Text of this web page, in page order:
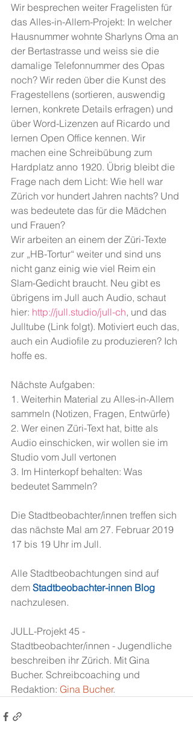
Wir besprechen weiter Fragelisten für
das Alles-in-Allem-Projekt: In welcher
Hausnummer wohnte Sharlyns Oma an
der Bertastrasse und weiss sie die
damalige Telefonnummer des Opas
noch? Wir reden über die Kunst des
Fragestellens (sortieren, auswendig
lernen, konkrete Details erfragen) und
über Word-Lizenzen auf Ricardo und
lernen Open Office kennen. Wir
machen eine Schreibübung zum
Hardplatz anno 1920. Übrig bleibt die
Frage nach dem Licht: Wie hell war
Zürich vor hundert Jahren nachts? Und
was bedeutete das für die Mädchen
und Frauen?
Wir arbeiten an einem der Züri-Texte
zur „HB-Tortur“ weiter und sind uns
nicht ganz einig wie viel Reim ein
Slam-Gedicht braucht. Neu gibt es
übrigens im Jull auch Audio, schaut
hier: http://jull.studio/jull-ch, und das
Julltube (Link folgt). Motiviert euch das,
auch ein Audiofile zu produzieren? Ich
hoffe es.
Nächste Aufgaben:
1. Weiterhin Material zu Alles-in-Allem
sammeln (Notizen, Fragen, Entwürfe)
2. Wer einen Züri-Text hat, bitte als
Audio einschicken, wir wollen sie im
Studio vom Jull vertonen
3. Im Hinterkopf behalten: Was
bedeutet Sammeln?
Die Stadtbeobachter/innen treffen sich
das nächste Mal am 27. Februar 2019
17 bis 19 Uhr im Jull.
Alle Stadtbeobachtungen sind auf
dem Stadtbeobachter-innen Blog
nachzulesen.
JULL-Projekt 45 -
Stadtbeobachter/innen - Jugendliche
beschreiben ihr Zürich. Mit Gina
Bucher. Schreibcoaching und
Redaktion: Gina Bucher.